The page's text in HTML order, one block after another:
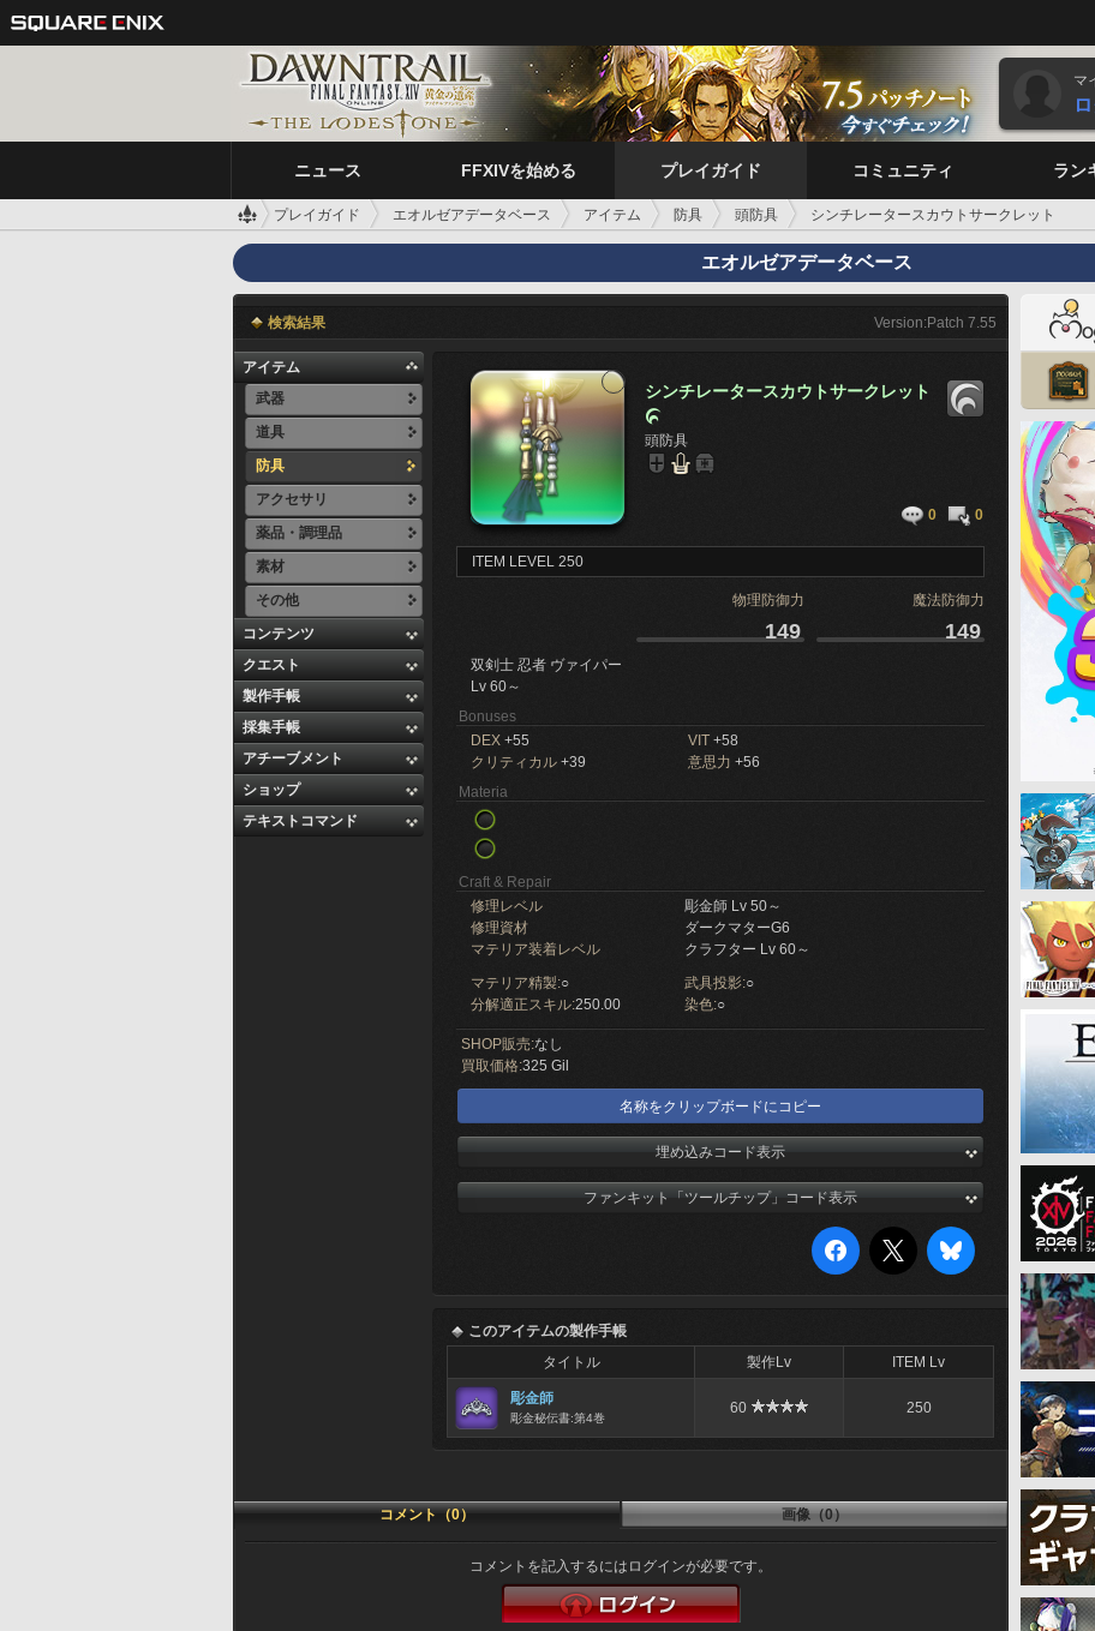
マ
ニュース FFXIVを始める プレイガイド コミュニティ ラン
プレイガイド エオルゼアデータベース アイテム 防具 頭防具 シンチレータースカウトサークレット
エオルゼアデータベース
検索結果 Version:Patch 7.55
アイテム
武器
道具
防具
アクセサリ
薬品・調理品
素材
その他
コンテンツ
クエスト
製作手帳
採集手帳
アチーブメント
ショップ
テキストコマンド
シンチレータースカウトサークレット

頭防具
0 0
ITEM LEVEL 250
物理防御力 魔法防御力
149 149
双剣士 忍者 ヴァイパー
Lv 60～
Bonuses
DEX +55 VIT +58
クリティカル +39 意思力 +56
Materia
Craft & Repair
修理レベル
彫金師 Lv 50～
修理資材
ダークマターG6
マテリア装着レベル
クラフター Lv 60～
マテリア精製:○ 武具投影:○
分解適正スキル:250.00 染色:○
SHOP販売:なし
買取価格:325 Gil
名称をクリップボードにコピー
埋め込みコード表示
ファンキット「ツールチップ」コード表示
このアイテムの製作手帳
タイトル
製作Lv ITEM Lv
彫金師
彫金秘伝書:第4巻
60 250
コメント（0） 画像（0）
コメントを記入するにはログインが必要です。